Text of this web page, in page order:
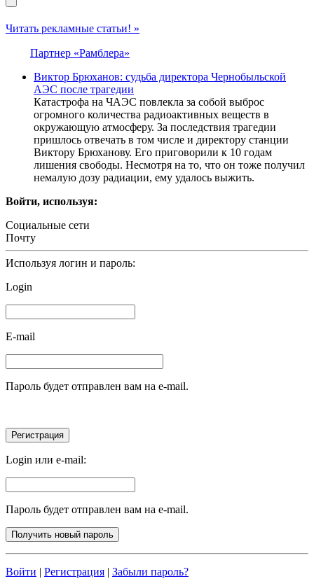
Читать рекламные статьи! »
Партнер «Рамблера»
Виктор Брюханов: судьба директора Чернобыльской
АЭС после трагедии
Катастрофа на ЧАЭС повлекла за собой выброс
огромного количества радиоактивных веществ в
окружающую атмосферу. За последствия трагедии
пришлось отвечать в том числе и директору станции
Виктору Брюханову. Его приговорили к 10 годам
лишения свободы. Несмотря на то, что он тоже получил
немалую дозу радиации, ему удалось выжить.
Войти, используя:
Социальные сети
Почту
Используя логин и пароль:
Login
E-mail
Пароль будет отправлен вам на e-mail.
Login или e-mail:
Пароль будет отправлен вам на e-mail.
Войти | Регистрация | Забыли пароль?